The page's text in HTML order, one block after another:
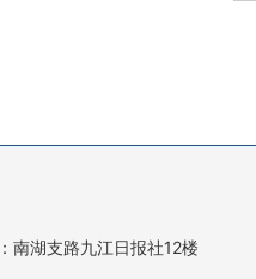
湖支路九江日报社12楼